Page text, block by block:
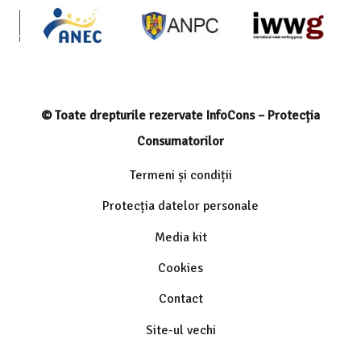
© Toate drepturile rezervate InfoCons – Protecția
Consumatorilor
Termeni și condiții
Protecția datelor personale
Media kit
Cookies
Contact
Site-ul vechi